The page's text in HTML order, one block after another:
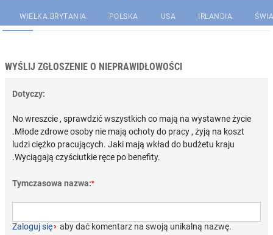
WIELKA BRYTANIA POLSKA USA IRLANDIA
WYŚLIJ ZGŁOSZENIE O NIEPRAWIDŁOWOŚCI
Dotyczy:
No wreszcie , sprawdzić wszystkich co mają na wystawne życie
.Młode zdrowe osoby nie mają ochoty do pracy , żyją na koszt
ludzi ciężko pracujących. Jaki mają wkład do budżetu kraju
.Wyciągają czyściutkie ręce po benefity.
Tymczasowa nazwa:*
Zaloguj się› aby dać komentarz na swoją unikalną nazwę.